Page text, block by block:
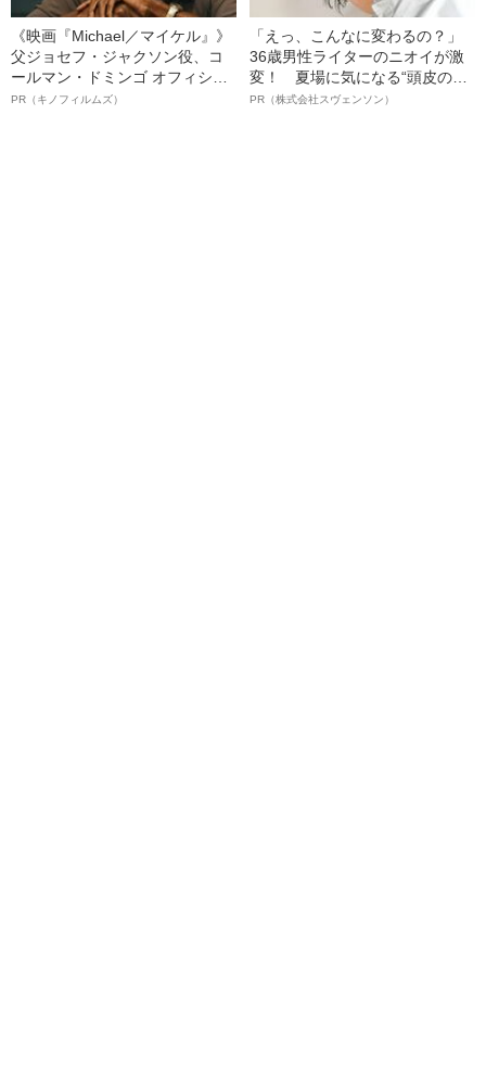
《映画『Michael／マイケル』》
父ジョセフ・ジャクソン役、コ
ールマン・ドミンゴ オフィシャ
ルインタビュー“観客を魅了した
PR（キノフィルムズ）
「えっ、こんなに変わるの？」
36歳男性ライターのニオイが激
変！ 夏場に気になる“頭皮のニ
オイ”や“ベタつき”を解消す
PR（株式会社スヴェンソン）